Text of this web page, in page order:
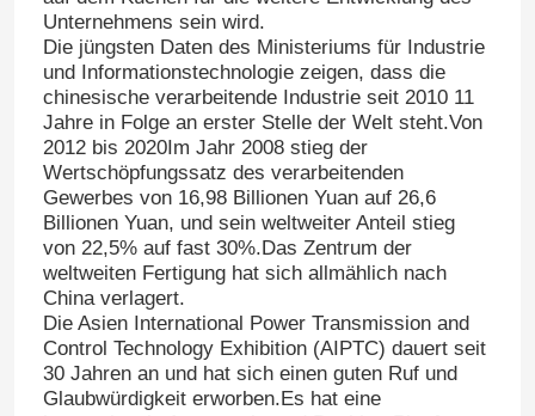
Unternehmens sein wird.
Die jüngsten Daten des Ministeriums für Industrie
und Informationstechnologie zeigen, dass die
chinesische verarbeitende Industrie seit 2010 11
Jahre in Folge an erster Stelle der Welt steht.Von
2012 bis 2020Im Jahr 2008 stieg der
Wertschöpfungssatz des verarbeitenden
Gewerbes von 16,98 Billionen Yuan auf 26,6
Billionen Yuan, und sein weltweiter Anteil stieg
von 22,5% auf fast 30%.Das Zentrum der
weltweiten Fertigung hat sich allmählich nach
China verlagert.
Die Asien International Power Transmission and
Control Technology Exhibition (AIPTC) dauert seit
30 Jahren an und hat sich einen guten Ruf und
Glaubwürdigkeit erworben.Es hat eine